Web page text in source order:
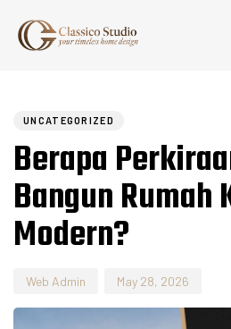
UNCATEGORIZED
Berapa
Bangun Rumah
Modern?
Web Admin May 28, 2026